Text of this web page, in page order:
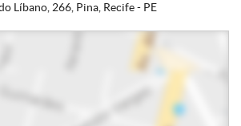
Líbano, 266, Pina, Recife - PE